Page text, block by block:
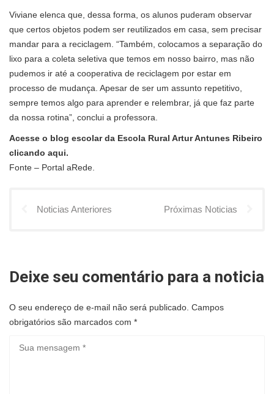
Viviane elenca que, dessa forma, os alunos puderam observar
que certos objetos podem ser reutilizados em casa, sem precisar
mandar para a reciclagem. “Também, colocamos a separação do
lixo para a coleta seletiva que temos em nosso bairro, mas não
pudemos ir até a cooperativa de reciclagem por estar em
processo de mudança. Apesar de ser um assunto repetitivo,
sempre temos algo para aprender e relembrar, já que faz parte
da nossa rotina”, conclui a professora.
Acesse o blog escolar da Escola Rural Artur Antunes Ribeiro
clicando aqui.
Fonte – Portal aRede.
Noticias Anteriores Próximas Noticias
Deixe seu comentário para a noticia
O seu endereço de e-mail não será publicado. Campos
obrigatórios são marcados com *